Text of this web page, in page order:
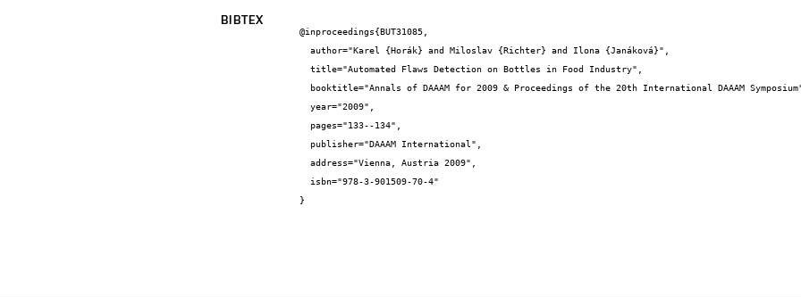
BIBTEX
@inproceedings{BUT31085,
}